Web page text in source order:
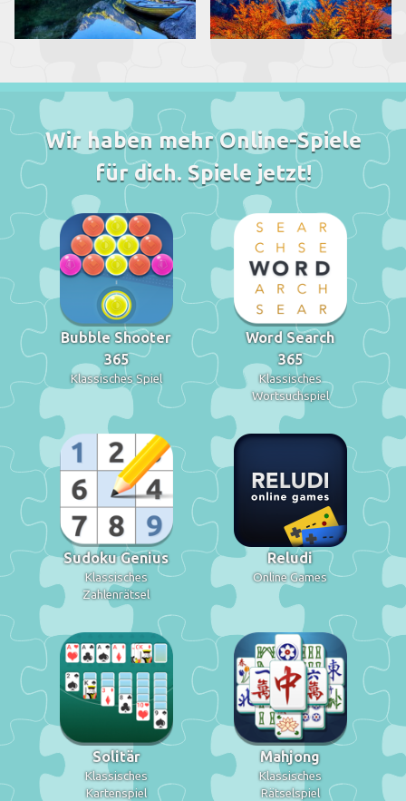
Wir haben mehr Online-Spiele
für dich. Spiele jetzt!
Bubble Shooter
365
Klassisches Spiel
Word Search
365
Klassisches
Wortsuchspiel
Sudoku Genius
Klassisches
Zahlenrätsel
Reludi
Online Games
Solitär
Klassisches
Kartenspiel
Mahjong
Klassisches
Rätselspiel